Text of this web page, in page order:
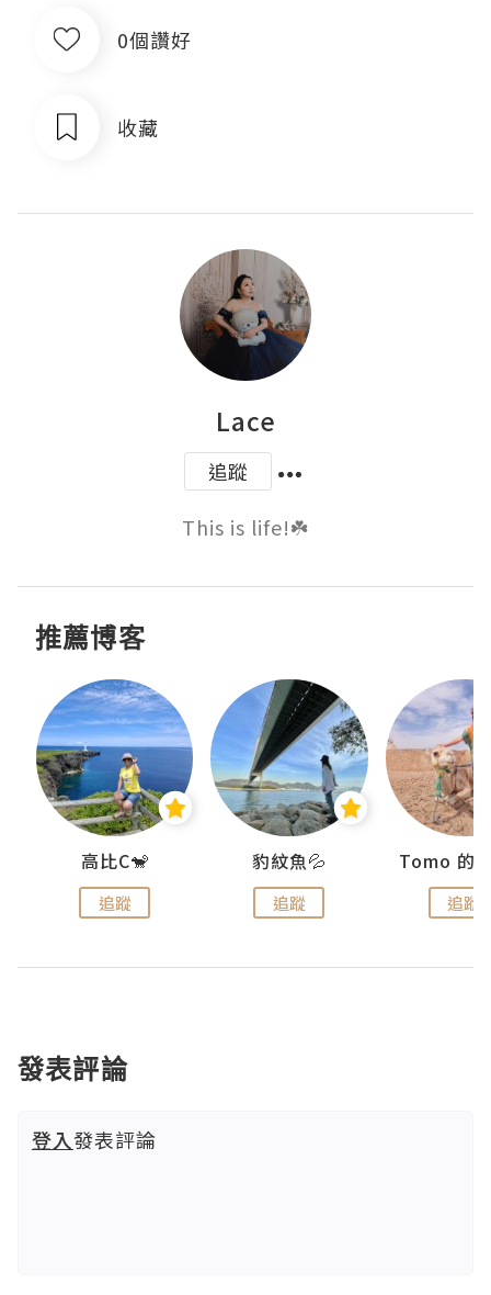
0個讚好
收藏
Lace
追蹤
This is life!☘️
推薦博客
高比C🐒
追蹤
豹紋魚💦
追蹤 追蹤
發表評論
登入發表評論